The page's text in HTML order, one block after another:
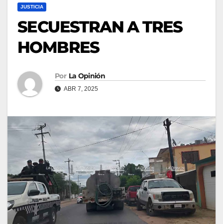
JUSTICIA
SECUESTRAN A TRES
HOMBRES
Por La Opinión
ABR 7, 2025